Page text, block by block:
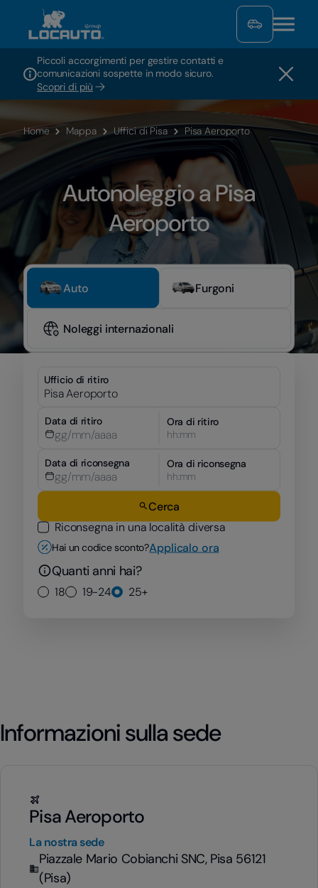
Piccoli accorgimenti per gestire contatti e
comunicazioni sospette in modo sicuro.
Scopri di più
Home Mappa Uffici di Pisa Pisa Aeroporto
Autonoleggio a Pisa
Aeroporto
Auto Furgoni
Noleggi internazionali
Ufficio di ritiro
Data di ritiro
Ora di ritiro
hh:mm
Data di riconsegna
Ora di riconsegna
hh:mm
Cerca
Riconsegna in una località diversa
Hai un codice sconto?Applicalo ora
Quanti anni hai?
18 19-24 25+
Informazioni sulla sede
Pisa Aeroporto
La nostra sede
Piazzale Mario Cobianchi SNC, Pisa 56121
(Pisa)